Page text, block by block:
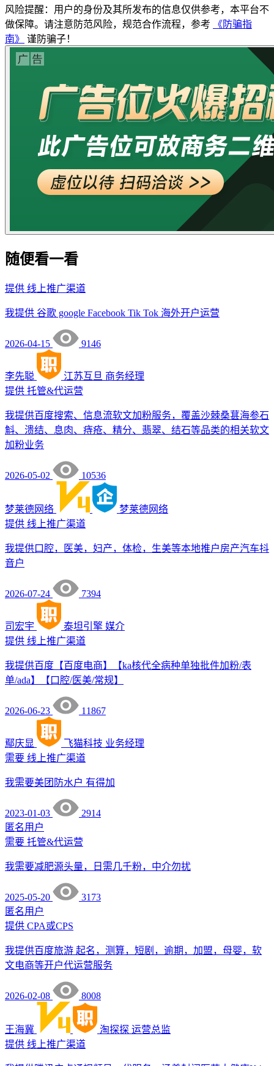
风险提醒：用户的身份及其所发布的信息仅供参考，本平台不
做保障。请注意防范风险，规范合作流程，参考
《防骗指
南》
谨防骗子！
随便看一看
提供 线上推广渠道
我提供 谷歌 google Facebook Tik Tok 海外开户运营
2026-04-15 9146
李先聪 江苏互旦 商务经理
提供 托管&代运营
我提供百度搜索、信息流软文加粉服务，覆盖沙棘桑葚海参石
斛、溃结、息肉、痔疮、精分、翡翠、结石等品类的相关软文
加粉业务
2026-05-02 10536
梦莱德网络
梦莱德网络
提供 线上推广渠道
我提供口腔，医美，妇产，体检，生美等本地推户房产汽车抖
音户
2026-07-24 7394
司宏宇 泰坦引擎 媒介
提供 线上推广渠道
我提供百度【百度电商】【ka核代全病种单独批件加粉/表
单/ada】【口腔/医美/常规】
2026-06-23 11867
鄢庆显 飞猫科技 业务经理
需要 线上推广渠道
我需要美团防水户 有得加
2023-01-03
2914
匿名用户
需要 托管&代运营
我需要减肥源头量，日需几千粉，中介勿扰
2025-05-20
3173
匿名用户
提供 CPA或CPS
我提供百度旅游 起名，测算，短剧，逾期，加盟，母婴，软
文电商等开户代运营服务
2026-02-08 8008
王海冀 淘探探 运营总监
提供 线上推广渠道